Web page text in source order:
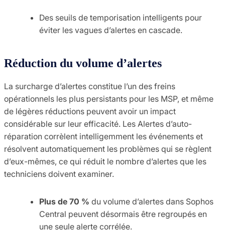
Des seuils de temporisation intelligents pour
éviter les vagues d’alertes en cascade.
Réduction du volume d’alertes
La surcharge d’alertes constitue l’un des freins
opérationnels les plus persistants pour les MSP, et même
de légères réductions peuvent avoir un impact
considérable sur leur efficacité. Les Alertes d’auto-
réparation corrèlent intelligemment les événements et
résolvent automatiquement les problèmes qui se règlent
d’eux-mêmes, ce qui réduit le nombre d’alertes que les
techniciens doivent examiner.
Plus de 70 % du volume d’alertes dans Sophos
Central peuvent désormais être regroupés en
une seule alerte corrélée.